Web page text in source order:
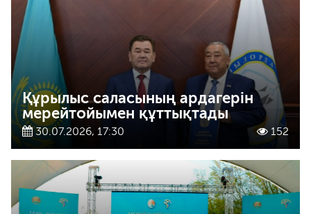
Құрылыс саласының ардагерін
мерейтойымен құттықтады
30.07.2026, 17:30 152